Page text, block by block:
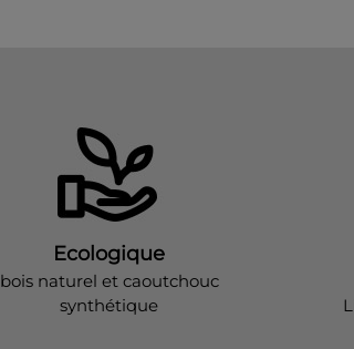
Ecologique
bois naturel et caoutchouc
synthétique